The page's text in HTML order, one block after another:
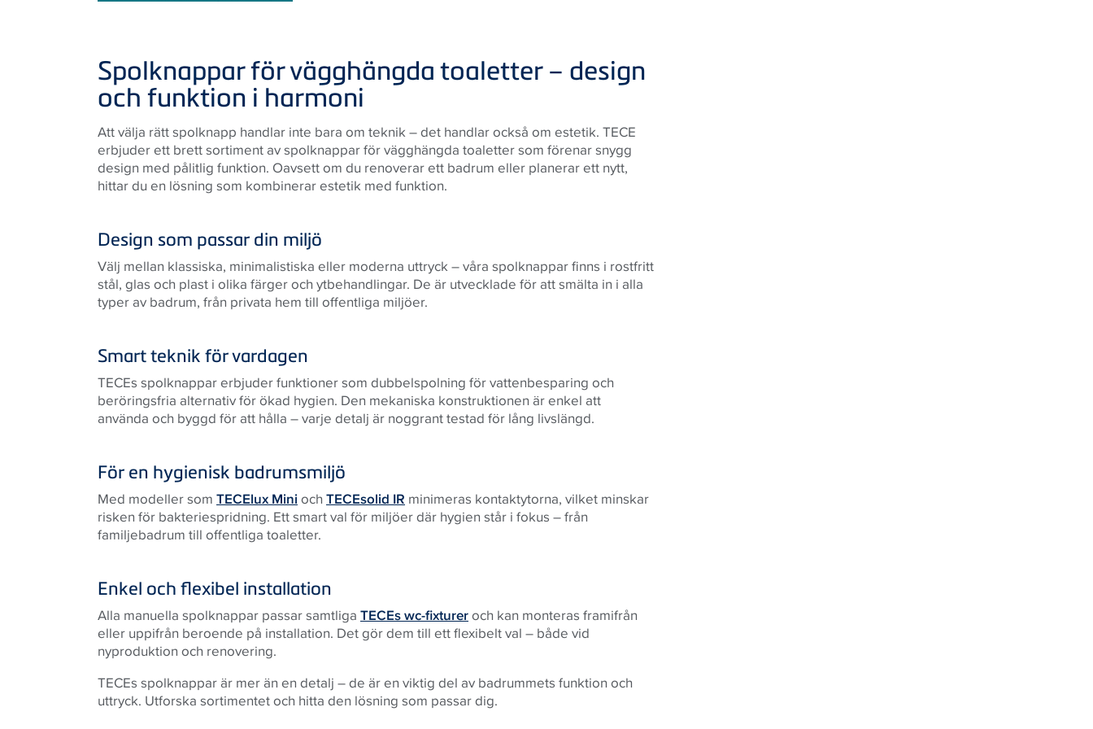
Spolknappar för vägghängda toaletter – design
och funktion i harmoni
Att välja rätt spolknapp handlar inte bara om teknik – det handlar också om estetik. TECE
erbjuder ett brett sortiment av spolknappar för vägghängda toaletter som förenar snygg
design med pålitlig funktion. Oavsett om du renoverar ett badrum eller planerar ett nytt,
hittar du en lösning som kombinerar estetik med funktion.
Design som passar din miljö
Välj mellan klassiska, minimalistiska eller moderna uttryck – våra spolknappar finns i rostfritt
stål, glas och plast i olika färger och ytbehandlingar. De är utvecklade för att smälta in i alla
typer av badrum, från privata hem till offentliga miljöer.
Smart teknik för vardagen
TECEs spolknappar erbjuder funktioner som dubbelspolning för vattenbesparing och
beröringsfria alternativ för ökad hygien. Den mekaniska konstruktionen är enkel att
använda och byggd för att hålla – varje detalj är noggrant testad för lång livslängd.
För en hygienisk badrumsmiljö
Med modeller som TECElux Mini och TECEsolid IR minimeras kontaktytorna, vilket minskar
risken för bakteriespridning. Ett smart val för miljöer där hygien står i fokus – från
familjebadrum till offentliga toaletter.
Enkel och flexibel installation
Alla manuella spolknappar passar samtliga TECEs wc-fixtureroch kan monteras framifrån
eller uppifrån beroende på installation. Det gör dem till ett flexibelt val – både vid
nyproduktion och renovering.
TECEs spolknappar är mer än en detalj – de är en viktig del av badrummets funktion och
uttryck. Utforska sortimentet och hitta den lösning som passar dig.